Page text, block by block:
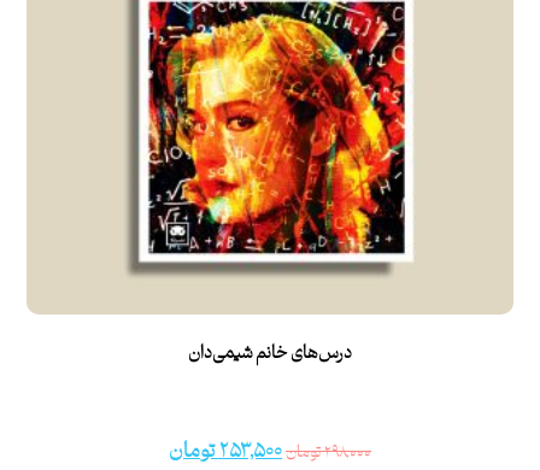
درس‌های خانم شیمی‌دان
۲۹۸,۰۰۰تومان۲۵۳,۵۰۰تومان